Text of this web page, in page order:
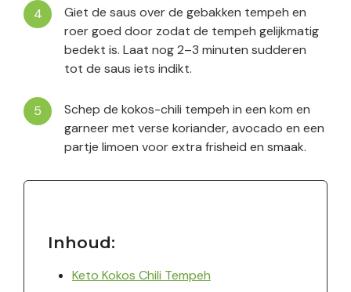
Giet de saus over de gebakken tempeh en
roer goed door zodat de tempeh gelijkmatig
bedekt is. Laat nog 2–3 minuten sudderen
tot de saus iets indikt.
Schep de kokos-chili tempeh in een kom en
garneer met verse koriander, avocado en een
partje limoen voor extra frisheid en smaak.
Inhoud:
Keto Kokos Chili Tempeh